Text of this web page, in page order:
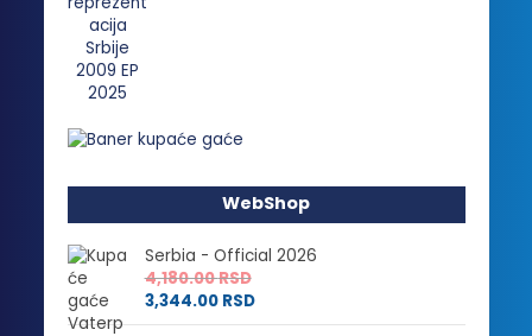
WebShop
Serbia - Official 2026
4,180.00RSD
3,344.00 RSD